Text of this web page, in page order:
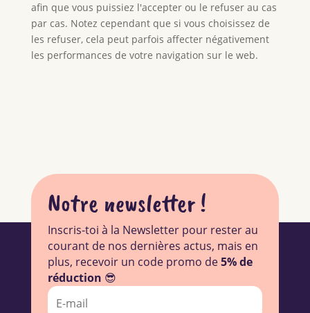
afin que vous puissiez l'accepter ou le refuser au cas
par cas. Notez cependant que si vous choisissez de
les refuser, cela peut parfois affecter négativement
les performances de votre navigation sur le web.
Notre newsletter !
Inscris-toi à la Newsletter pour rester au
courant de nos dernières actus, mais en
plus, recevoir un code promo de5% de
réduction 😎